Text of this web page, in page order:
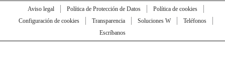
Aviso legal Política de Protección de Datos
Política de cookies
Configuración de cookies
Transparencia Soluciones W
Teléfonos
Escríbanos